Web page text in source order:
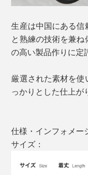
生産は中国にある
と熟練の技術を兼
の高い製品作りに定
厳選された素材を
っかりとした仕上が
仕様・インフォメー
サイズ：